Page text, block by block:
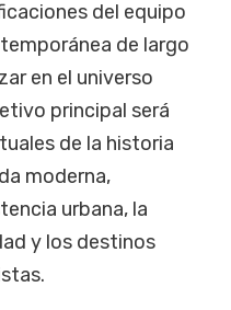
del equipo
de largo
en el universo
principal será
de la historia
moderna,
urbana, la
y los destinos